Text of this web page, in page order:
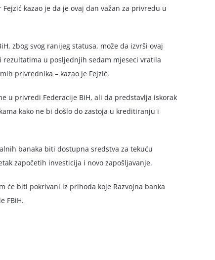
kazao je da je ovaj dan važan za privredu u
zbog svog ranijeg statusa, može da izvrši ovaj
rezultatima u posljednjih sedam mjeseci vratila
privrednika – kazao je Fejzić.
u privredi Federacije BiH, ali da predstavlja iskorak
kako ne bi došlo do zastoja u kreditiranju i
banaka biti dostupna sredstva za tekuću
započetih investicija i novo zapošljavanje.
će biti pokrivani iz prihoda koje Razvojna banka
FBiH.